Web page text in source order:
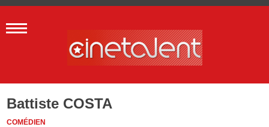
Battiste COSTA
COMÉDIEN